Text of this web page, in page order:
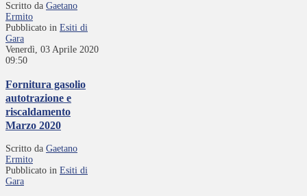
Scritto da Gaetano
Ermito
Pubblicato in Esiti di
Gara
Venerdì, 03 Aprile 2020
09:50
Fornitura gasolio
autotrazione e
riscaldamento
Marzo 2020
Scritto da Gaetano
Ermito
Pubblicato in Esiti di
Gara